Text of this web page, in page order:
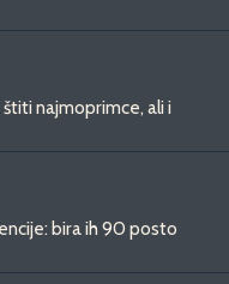
najmoprimce, ali i
bira ih 90 posto